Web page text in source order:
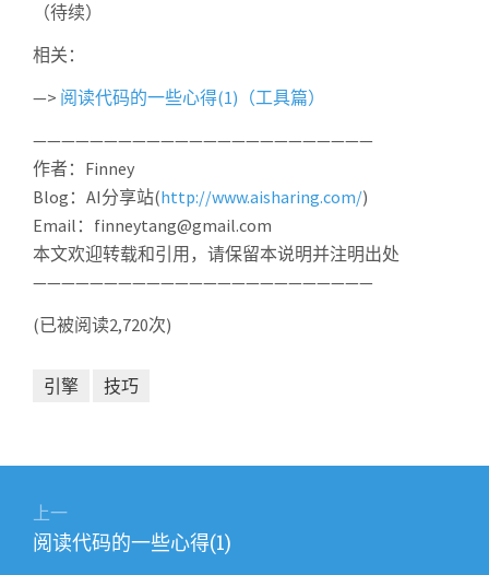
（待续）
相关：
—> 阅读代码的一些心得(1)（工具篇）
————————————————————————
作者：Finney
Blog：AI分享站(http://www.aisharing.com/)
Email：finneytang@gmail.com
本文欢迎转载和引用，请保留本说明并注明出处
————————————————————————
(已被阅读2,720次)
引擎 技巧
上一
上
阅读代码的一些心得(1)